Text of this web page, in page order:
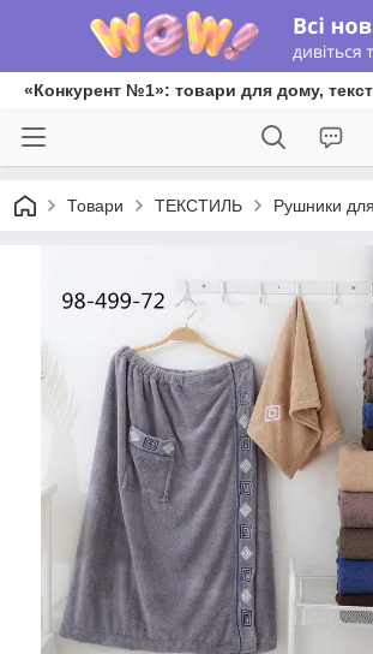
«Конкурент №1»: товари для дому,
Товари ТЕКСТИЛЬ Рушники